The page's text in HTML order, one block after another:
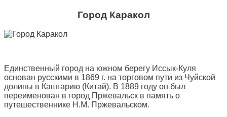
Город Каракол
Единственный город на южном берегу Иссык-Куля
основан русскими в 1869 г. на торговом пути из Чуйской
долины в Кашгарию (Китай). В 1889 году он был
переименован в город Пржевальск в память о
путешественнике Н.М. Пржевальском.